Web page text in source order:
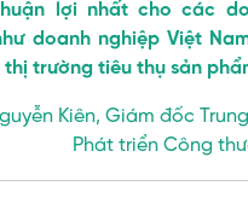
lợi nhất cho các
doanh nghiệp Việt
thị trường tiêu thụ sản
Kiên, Giám đốc
Phát triển Công